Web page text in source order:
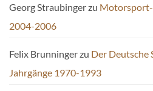
Georg Straubingerzu Motorsport-
2004-2006
Felix Brunningerzu Der Deutsche
Jahrgänge 1970-1993